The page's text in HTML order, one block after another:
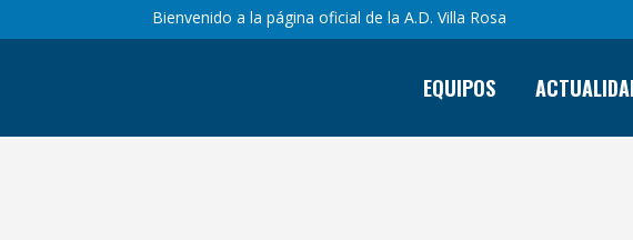
Bienvenido a la página oficial de la A.D. Villa Rosa
EQUIPOS